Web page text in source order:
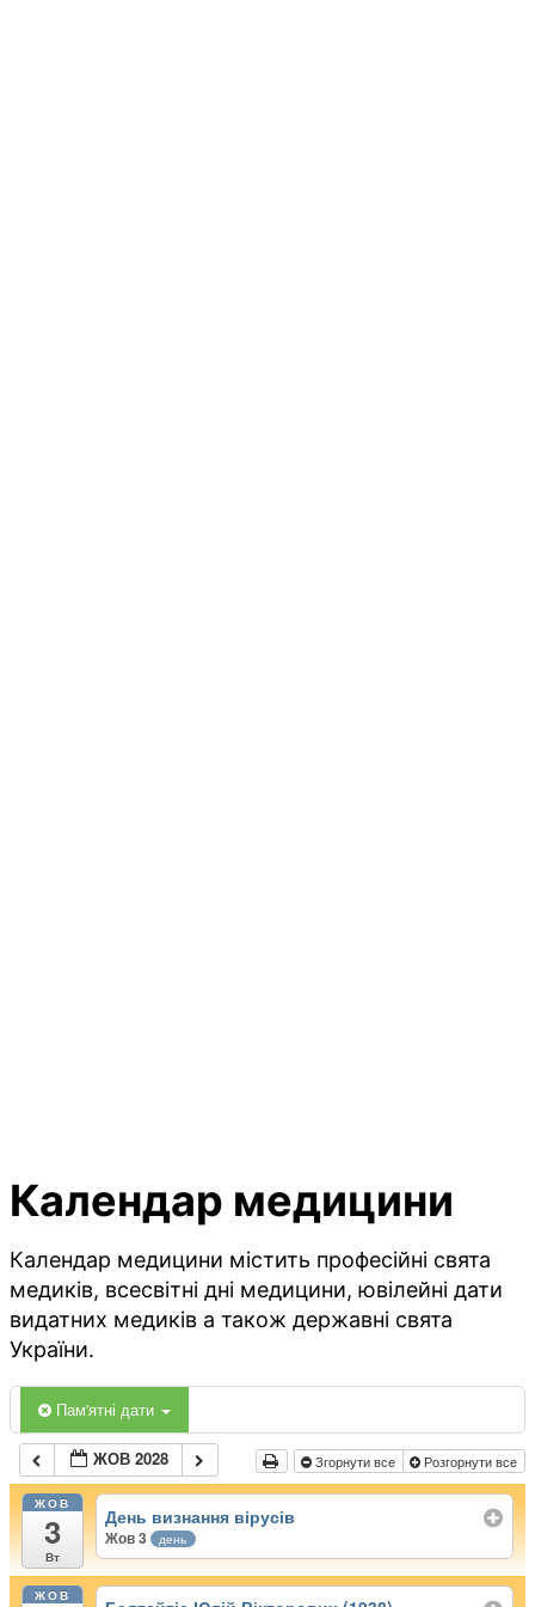
Календар медицини
Календар медицини містить професійні свята
медиків, всесвітні дні медицини, ювілейні дати
видатних медиків а також державні свята
України.
Пам'ятні дати
ЖОВ 2028 Згорнути все Розгорнути все
ЖОВ
3
Вт
День визнання вірусів
Жов 3 день
ЖОВ